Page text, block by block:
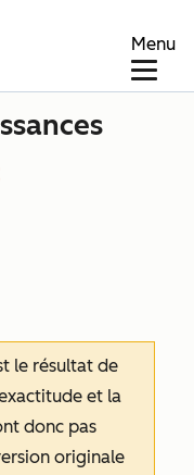
Menu
le résultat de
et la
donc pas
originale